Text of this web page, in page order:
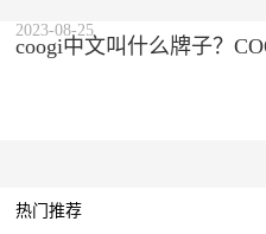
coogi中文叫什么牌子？
2023-08-25
热门推荐